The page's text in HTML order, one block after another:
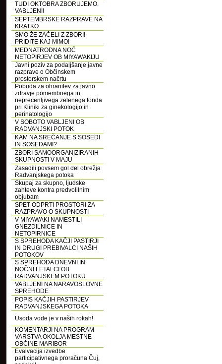
TUDI OKTOBRA ZBORUJEMO.
VABLJENI!
SEPTEMBRSKE RAZPRAVE NA
KRATKO
SMO ŽE ZAČELI Z ZBORI!
PRIDITE KAJ MIMO!
MEDNATRODNA NOČ
NETOPIRJEV OB MIYAWAKIJU
Javni poziv za podaljšanje javne
razprave o Občinskem
prostorskem načrtu
Pobuda za ohranitev za javno
zdravje pomembnega in
neprecenljivega zelenega fonda
pri Kliniki za ginekologijo in
perinatologijo
V SOBOTO VABLJENI OB
RADVANJSKI POTOK
KAM NA SREČANJE S SOSEDI
IN SOSEDAMI?
ZBORI SAMOORGANIZIRANIH
SKUPNOSTI V MAJU
Zasadili povsem gol del obrežja
Radvanjskega potoka
Skupaj za skupno, ljudske
zahteve kontra predvolilnim
objubam
SPET ODPRTI PROSTORI ZA
RAZPRAVO O SKUPNOSTI
V MIYAWAKI NAMESTILI
GNEZDILNICE IN
NETOPIRNICE
S SPREHODA KAČJI PASTIRJI
IN DRUGI PREBIVALCI NAŠIH
POTOKOV
S SPREHODA DNEVNI IN
NOČNI LETALCI OB
RADVANJSKEM POTOKU
VABLJENI NA NARAVOSLOVNE
SPREHODE
POPIS KAČJIH PASTIRJEV
RADVANJSKEGA POTOKA
Usoda vode je v naših rokah!
KOMENTARJI NA PROGRAM
VARSTVA OKOLJA MESTNE
OBČINE MARIBOR
Evalvacija izvedbe
participativnega proračuna Čuj,